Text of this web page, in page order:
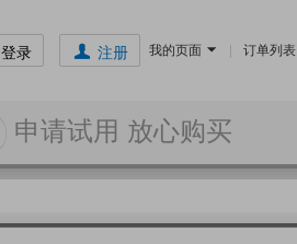
登录 注册 我的页面 |
订单列表
申请试用 放心购买